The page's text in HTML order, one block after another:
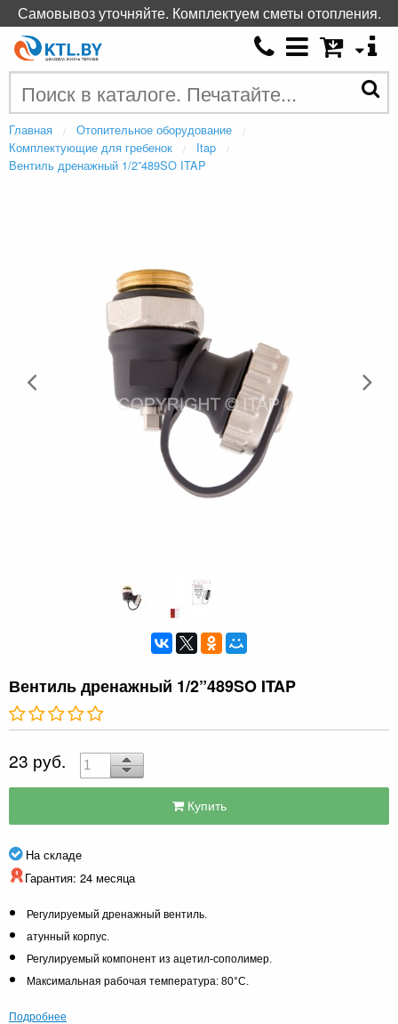
Главная
Отопительное оборудование
Комплектующие для гребенок
Itap
Вентиль дренажный 1/2”489SO ITAP
Вентиль дренажный 1/2”489SO ITAP
23 руб.
Купить
На складе
Гарантия: 24 месяца
Регулируемый дренажный вентиль.
атунный корпус.
Регулируемый компонент из ацетил-сополимер.
Максимальная рабочая температура: 80°C.
Подробнее
Самовывоз уточняйте. Комплектуем сметы отопления.